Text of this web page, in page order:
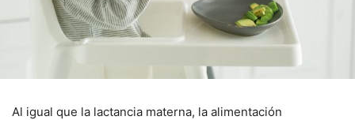
Al igual que la lactancia materna, la alimentación